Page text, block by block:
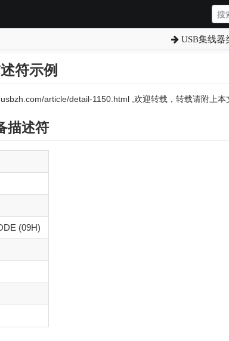
USB集线器
符示例
article/detail-1150.html ,欢迎转载，转载请附上本
描述符
(09H)